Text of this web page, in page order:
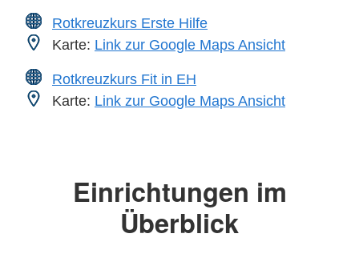
Rotkreuzkurs Erste Hilfe
Karte: Link zur Google Maps Ansicht
Rotkreuzkurs Fit in EH
Karte: Link zur Google Maps Ansicht
Einrichtungen im
Überblick